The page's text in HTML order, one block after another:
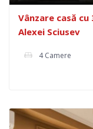
Vânzare casă
Alexei Sciusev
4 Camere